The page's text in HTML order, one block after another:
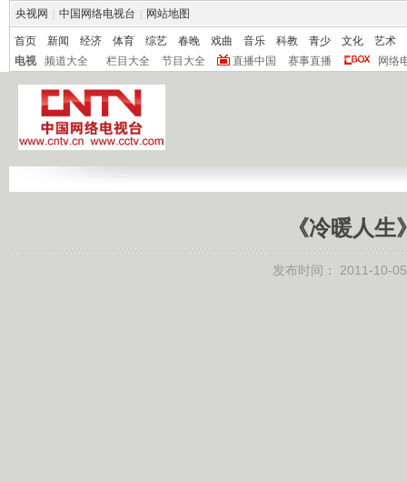
央视网 中国网络电视台 网站地图
首页 新闻 经济 体育 综艺 春晚 戏曲 音乐 科教 青少 文化
艺术
电视
频道大全 栏目大全 节目大全 直播中国 赛事直播 网络
《冷暖人生
发布时间： 2011-10-